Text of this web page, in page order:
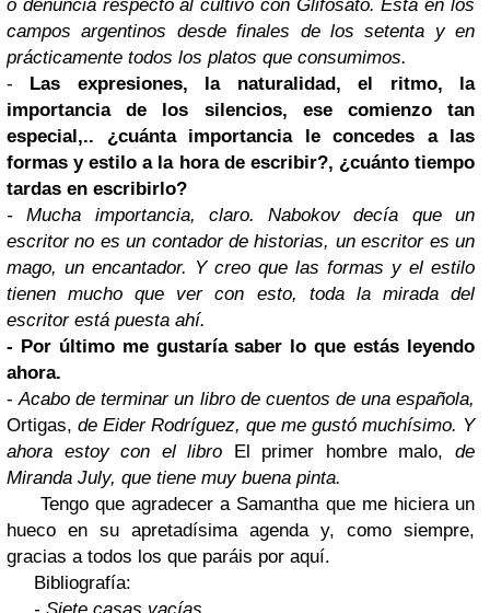
o denuncia respecto al cultivo con Glifosato. Está en los
campos argentinos desde finales de los setenta y en
prácticamente todos los platos que consumimos.
- Las expresiones, la naturalidad, el ritmo, la
importancia de los silencios, ese comienzo tan
especial,.. ¿cuánta importancia le concedes a las
formas y estilo a la hora de escribir?, ¿cuánto tiempo
tardas en escribirlo?
- Mucha importancia, claro. Nabokov decía que un
escritor no es un contador de historias, un escritor es un
mago, un encantador. Y creo que las formas y el estilo
tienen mucho que ver con esto, toda la mirada del
escritor está puesta ahí.
- Por último me gustaría saber lo que estás leyendo
ahora.
-Acabo de terminar un libro de cuentos de una española,
Ortigas, de Eider Rodríguez, que me gustó muchísimo. Y
ahora estoy con el libro El primer hombre malo,de
Miranda July, que tiene muy buena pinta.
Tengo que agradecer a Samantha que me hiciera un
hueco en su apretadísima agenda y, como siempre,
gracias a todos los que paráis por aquí.
Bibliografía: